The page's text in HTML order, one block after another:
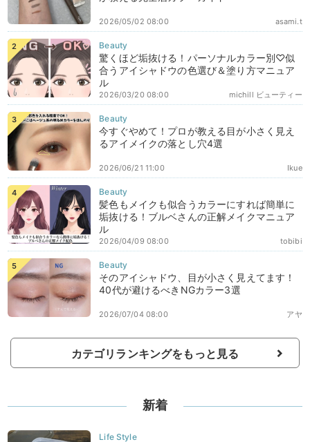
asami.t
2026/05/02 08:00
驚くほど垢抜ける！パーソナルカラー別♡似
合うアイシャドウの色選び＆塗り方マニュア
ル
michill ビューティー
2026/03/20 08:00
今すぐやめて！プロが教える目が小さく見え
るアイメイクの落とし穴4選
Ikue
2026/06/21 11:00
髪色もメイクも似合うカラーにすれば簡単に
垢抜ける！ブルベさんの正解メイクマニュア
ル
tobibi
2026/04/09 08:00
そのアイシャドウ、目が小さく見えてます！
40代が避けるべきNGカラー3選
アヤ
2026/07/04 08:00
カテゴリランキングをもっと見る
新着